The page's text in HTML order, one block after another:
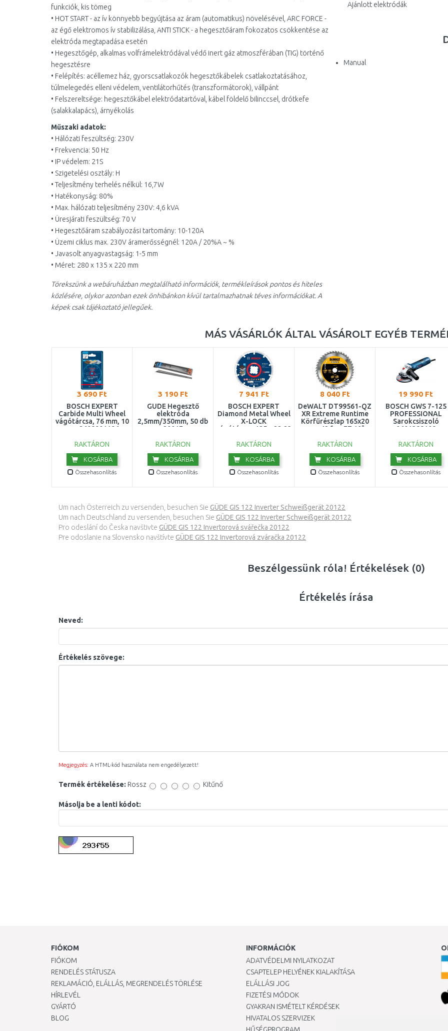
funkciók, kis tömeg
• HOT START - az ív könnyebb begyújtása az áram (automatikus) növelésével, ARC FORCE -
az égő elektromos ív stabilizálása, ANTI STICK - a hegesztőáram fokozatos csökkentése az
elektróda megtapadása esetén
• Hegesztőgép, alkalmas volfrámelektródával védő inert gáz atmoszférában (TIG) történő
hegesztésre
• Felépítés: acéllemez ház, gyorscsatlakozók hegesztőkábelek csatlakoztatásához,
túlmelegedés elleni védelem, ventilátorhűtés (transzformátorok), vállpánt
• Felszereltsége: hegesztőkábel elektródatartóval, kábel földelő bilinccsel, drótkefe
(salakkalapács), árnyékolás
Műszaki adatok:
• Hálózati feszültség: 230V
• Frekvencia: 50 Hz
• IP védelem: 21S
• Szigetelési osztály: H
• Teljesítmény terhelés nélkül: 16,7W
• Hatékonyság: 80%
• Max. hálózati teljesítmény 230V: 4,6 kVA
• Üresjárati feszültség: 70 V
• Hegesztőáram szabályozási tartomány: 10-120A
• Üzemi ciklus max. 230V áramerősségnél: 120A / 20%A ~ %
• Javasolt anyagvastagság: 1-5 mm
• Méret: 280 x 135 x 220 mm
Törekszünk a webáruházban megtalálható információk, termékleírások pontos és hiteles
közlésére, olykor azonban ezek önhibánkon kívül tartalmazhatnak téves információkat. A
képek csak tájékoztató jellegűek.
Ajánlott elektródák
Manual
MÁS VÁSÁRLÓK ÁLTAL VÁSÁROLT EGYÉB
3 690 Ft
BOSCH EXPERT
Carbide Multi Wheel
vágótárcsa, 76 mm, 10
mm 2608901196
RAKTÁRON
KOSÁRBA
Összehasonlítás
3 190 Ft
GÜDE Hegesztő
elektróda
2,5mm/350mm, 50 db
20017
RAKTÁRON
KOSÁRBA
Összehasonlítás
7 941 Ft
BOSCH EXPERT
Diamond Metal Wheel
X-LOCK
vágótárcsa,125 x 22,23
RAKTÁRON
KOSÁRBA
Összehasonlítás
8 040 Ft
DeWALT DT99561-QZ
XR Extreme Runtime
Körfűrészlap 165x20
mm, 42 fog FZ 10°
RAKTÁRON
KOSÁRBA
Összehasonlítás
19 990 Ft
BOSCH GWS 7-125
PROFESSIONAL
Sarokcsiszoló
0601388108
RAKTÁRON
KOSÁRBA
Összehasonlítás
Um nach Österreich zu versenden, besuchen Sie GÜDE GIS 122 Inverter Schweißgerät 20122
Um nach Deutschland zu versenden, besuchen Sie GÜDE GIS 122 Inverter Schweißgerät 20122
Pro odeslání do Česka navštivte GÜDE GIS 122 Invertorová svářečka 20122
Pre odoslanie na Slovensko navštívte GÜDE GIS 122 Invertorová zváračka 20122
Beszélgessünk róla! Értékelések (0)
Értékelés írása
Neved:
Értékelés szövege:
Megjegyzés: A HTML-kód használata nem engedélyezett!
Termék értékelése: Rossz Kitűnő
Másolja be a lenti kódot:
FIÓKOM
FIÓKOM
RENDELÉS STÁTUSZA
REKLAMÁCIÓ, ELÁLLÁS, MEGRENDELÉS TÖRLÉSE
HÍRLEVÉL
GYÁRTÓ
BLOG
INFORMÁCIÓK
ADATVÉDELMI NYILATKOZAT
CSAPTELEP HELYÉNEK KIALAKÍTÁSA
ELÁLLÁSI JOG
FIZETÉSI MÓDOK
GYAKRAN ISMÉTELT KÉRDÉSEK
HIVATALOS SZERVIZEK